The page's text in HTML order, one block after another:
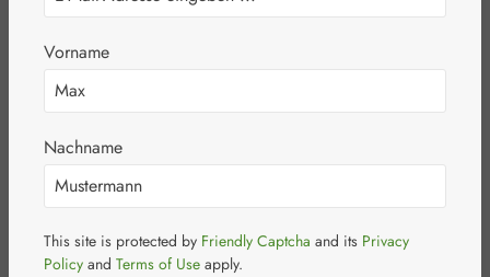
Nerven-Schutz
Kapseln
Bildergalerie überspringen
Vorname
Nachname
This site is protected by Friendly Captcha and its Privacy
Policy and Terms of Use apply.